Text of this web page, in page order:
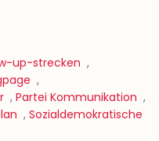
up-strecken ,
,
, Partei Kommunikation ,
, Sozialdemokratische